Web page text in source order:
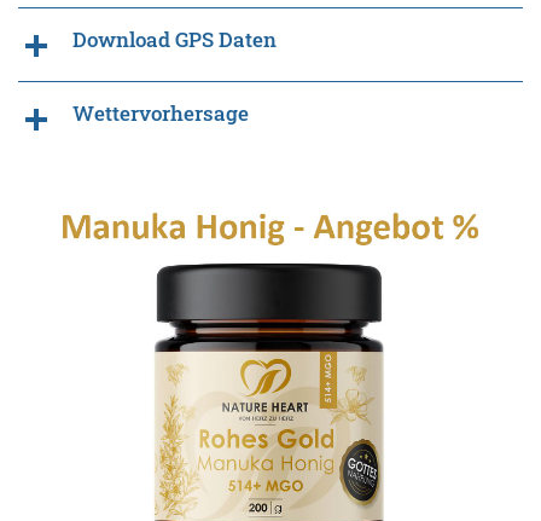
Download GPS Daten
Wettervorhersage